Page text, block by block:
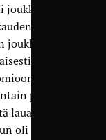
töitä
puolelle
lauantaina
oli